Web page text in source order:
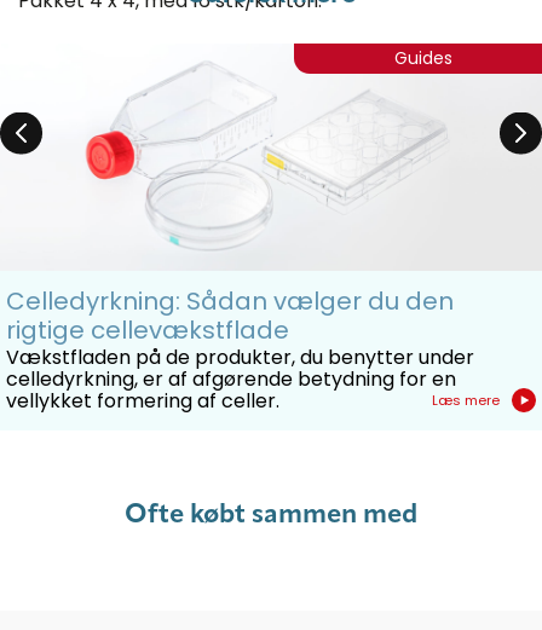
Læs mere om Sarstedtslumox® og x-well produkter
her
lumox® filmen fås også til Sarstedtslumox® dish
Guides
Celledyrkning: Sådan vælger du den
rigtige cellevækstflade
Vækstfladen på de produkter, du benytter under
celledyrkning, er af afgørende betydning for en
vellykket formering af celler. Læs mere
Ofte købt sammen med